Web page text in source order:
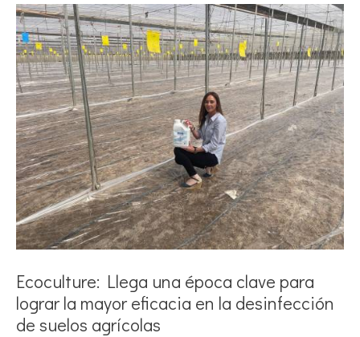
Ecoculture: Llega una época clave para
lograr la mayor eficacia en la desinfección
de suelos agrícolas
Ecoculture:
Llega
una
época
clave
para
lograr
la
mayor
eficacia
en
la
desinfección
de
suelos
agrícolas